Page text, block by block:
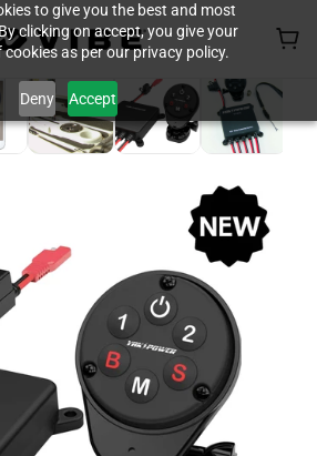
to give you the best and most
clicking on accept, you give your
as per our privacy policy.
Deny Accept